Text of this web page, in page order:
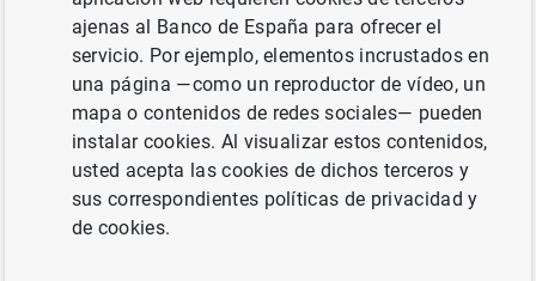
Estado financiero consolidado del
Eurosistema a 21 de agosto de 2009 (93
Siguiente
Balanza de pagos de la zona...
ajenas al Banco de España para ofrecer el
servicio. Por ejemplo, elementos incrustados en
una página —como un reproductor de vídeo, un
mapa o contenidos de redes sociales— pueden
instalar cookies. Al visualizar estos contenidos,
usted acepta las cookies de dichos terceros y
sus correspondientes políticas de privacidad y
de cookies.